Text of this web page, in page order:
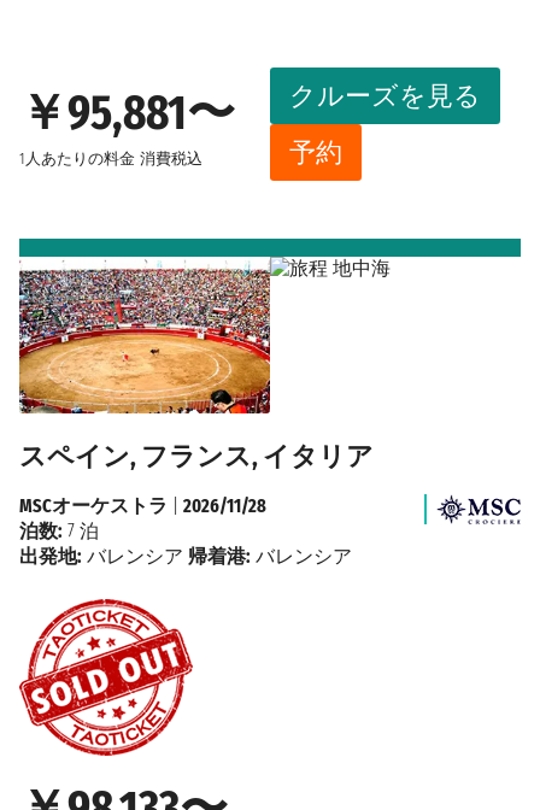
￥95,881〜
1人あたりの料金 消費税込
クルーズを見る
予約
スペイン, フランス, イタリア
MSCオーケストラ
2026/11/28
泊数: 7 泊
出発地: バレンシア 帰着港: バレンシア